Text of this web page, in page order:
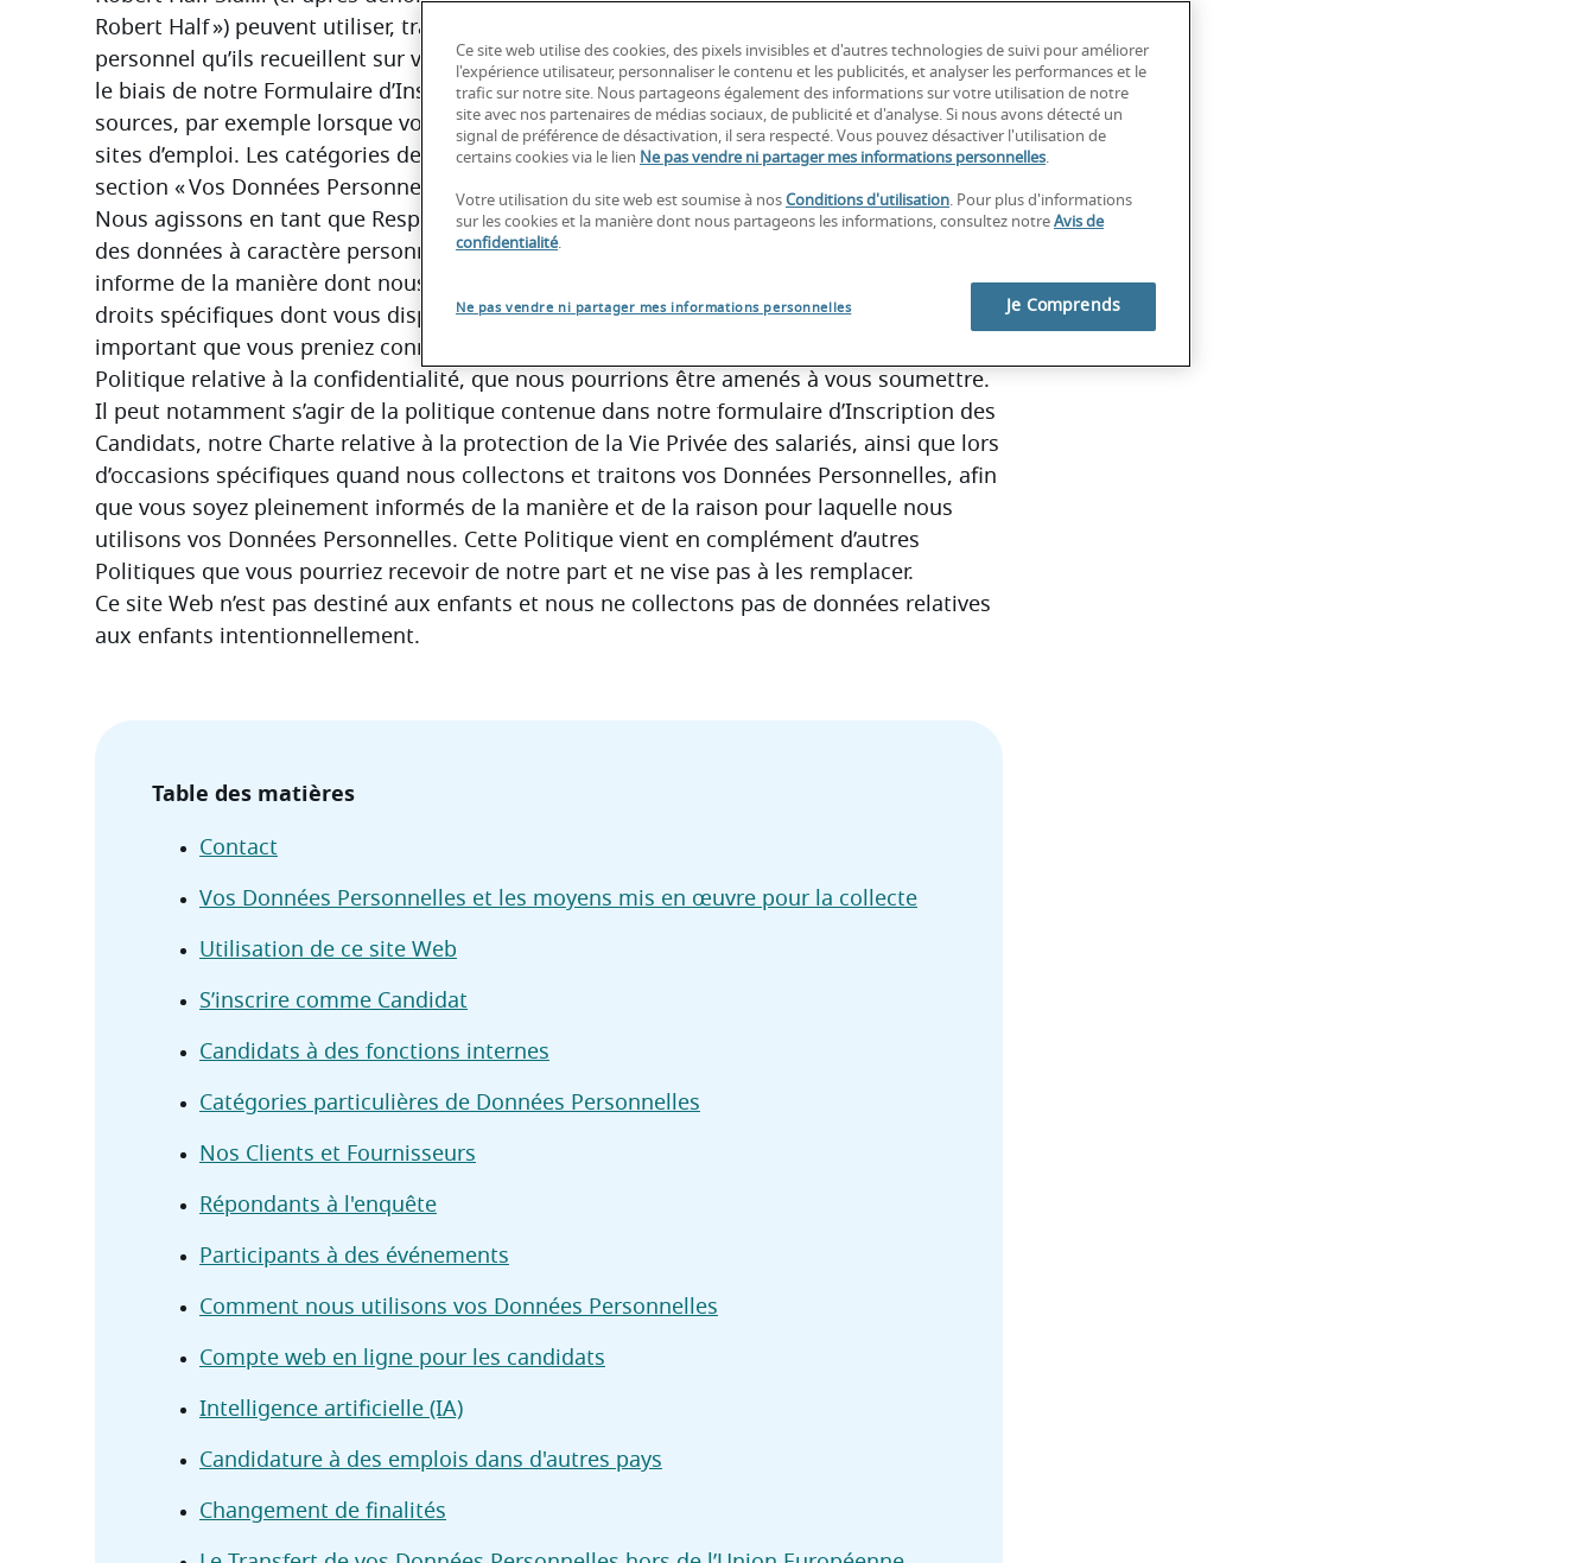
Robert Half ») peuvent utiliser, traiter, stocker et divulguer les données à caractère
personnel qu’ils recueillent sur vous, y compris lorsque vous vous inscrivez chez nous par
le biais de notre Formulaire d’Inscription Candidats, sur ce site Web et via d’autres
sources, par exemple lorsque vous déposez votre candidature pour un emploi sur des
sites d’emploi. Les catégories de données que nous collectons sont décrites dans la
section « Vos Données Personnelles et les moyens mis en œuvre pour la collecte ».
Nous agissons en tant que Responsables de traitement et sommes donc responsables
des données à caractère personnel que nous traitons de vous. La présente Politique vous
informe de la manière dont nous protégeons vos données à caractère personnel et des
droits spécifiques dont vous disposez à l’égard de vos Données Personnelles. Il est
important que vous preniez connaissance de cette Politique, ainsi que toute autre
Politique relative à la confidentialité, que nous pourrions être amenés à vous soumettre.
Il peut notamment s’agir de la politique contenue dans notre formulaire d’Inscription des
Candidats, notre Charte relative à la protection de la Vie Privée des salariés, ainsi que lors
d’occasions spécifiques quand nous collectons et traitons vos Données Personnelles, afin
que vous soyez pleinement informés de la manière et de la raison pour laquelle nous
utilisons vos Données Personnelles. Cette Politique vient en complément d’autres
Politiques que vous pourriez recevoir de notre part et ne vise pas à les remplacer.
Ce site Web n’est pas destiné aux enfants et nous ne collectons pas de données relatives
aux enfants intentionnellement.
Table des matières
Contact
Vos Données Personnelles et les moyens mis en œuvre pour la collecte
Utilisation de ce site Web
S’inscrire comme Candidat
Candidats à des fonctions internes
Catégories particulières de Données Personnelles
Nos Clients et Fournisseurs
Répondants à l'enquête
Participants à des événements
Comment nous utilisons vos Données Personnelles
Compte web en ligne pour les candidats
Intelligence artificielle (IA)
Candidature à des emplois dans d'autres pays
Changement de finalités
Ce site web utilise des cookies, des pixels invisibles et d'autres technologies de suivi pour améliorer
l'expérience utilisateur, personnaliser le contenu et les publicités, et analyser les performances et le
trafic sur notre site. Nous partageons également des informations sur votre utilisation de notre
site avec nos partenaires de médias sociaux, de publicité et d'analyse. Si nous avons détecté un
signal de préférence de désactivation, il sera respecté. Vous pouvez désactiver l'utilisation de
certains cookies via le lien Ne pas vendre ni partager mes informations personnelles.
Votre utilisation du site web est soumise à nos Conditions d'utilisation. Pour plus d'informations
sur les cookies et la manière dont nous partageons les informations, consultez notre Avis de
confidentialité.
Ne pas vendre ni partager mes informations personnelles Je Comprends